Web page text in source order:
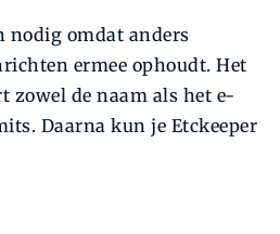
nodig omdat anders
ermee ophoudt. Het
zowel de naam als het e-
Daarna kun je Etckeeper